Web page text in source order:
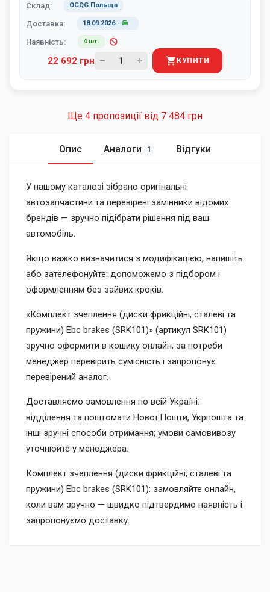
Склад: OCQG Польща
Доставка: 18.09.2026-
Наявність: 4 шт.
22 692 грн КУПИТИ
Ще 4 пропозиції від 7 484 грн
Опис Аналоги 1 Відгуки
У нашому каталозі зібрано оригінальні
автозапчастини та перевірені замінники відомих
брендів — зручно підібрати рішення під ваш
автомобіль.
Якщо важко визначитися з модифікацією, напишіть
або зателефонуйте: допоможемо з підбором і
оформленням без зайвих кроків.
«Комплект зчеплення (диски фрикційні, сталеві та
пружини) Ebc brakes (SRK101)» (артикул SRK101)
зручно оформити в кошику онлайн; за потреби
менеджер перевірить сумісність і запропонує
перевірений аналог.
Доставляємо замовлення по всій Україні:
відділення та поштомати Нової Пошти, Укрпошта та
інші зручні способи отримання; умови самовивозу
уточнюйте у менеджера.
Комплект зчеплення (диски фрикційні, сталеві та
пружини) Ebc brakes (SRK101): замовляйте онлайн,
коли вам зручно — швидко підтвердимо наявність і
запропонуємо доставку.